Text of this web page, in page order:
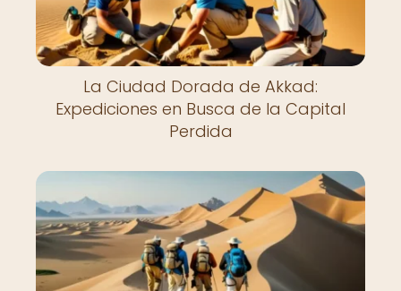
La Ciudad Dorada de Akkad:
Expediciones en Busca de la Capital
Perdida